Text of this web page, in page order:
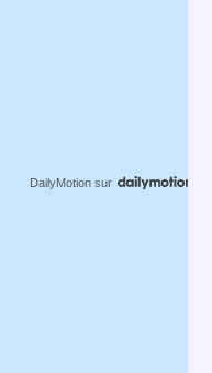
DailyMotion sur